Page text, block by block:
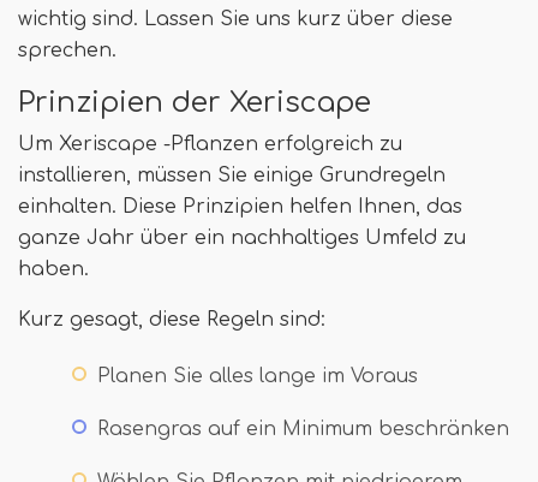
wichtig sind. Lassen Sie uns kurz über diese
sprechen.
Prinzipien der Xeriscape
Um Xeriscape -Pflanzen erfolgreich zu
installieren, müssen Sie einige Grundregeln
einhalten. Diese Prinzipien helfen Ihnen, das
ganze Jahr über ein nachhaltiges Umfeld zu
haben.
Kurz gesagt, diese Regeln sind:
Planen Sie alles lange im Voraus
Rasengras auf ein Minimum beschränken